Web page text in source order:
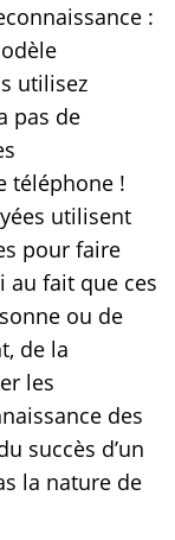
:
utilisez
pas de
téléphone !
utilisent
pour faire
au fait que ces
ou de
de la
les
des
succès d’un
la nature de